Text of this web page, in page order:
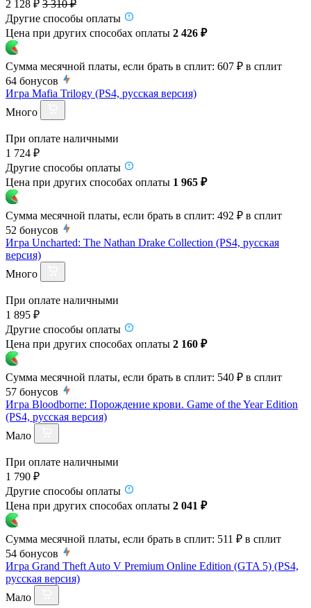
2 128 ₽ 3 310 ₽
Другие способы оплаты
Цена при других способах оплаты 2 426 ₽
Сумма месячной платы, если брать в сплит: 607 ₽ в сплит
64 бонусов
Игра Mafia Trilogy (PS4, русская версия)
Много
При оплате наличными
1 724 ₽
Другие способы оплаты
Цена при других способах оплаты 1 965 ₽
Сумма месячной платы, если брать в сплит: 492 ₽ в сплит
52 бонусов
Игра Uncharted: The Nathan Drake Collection (PS4, русская
версия)
Много
При оплате наличными
1 895 ₽
Другие способы оплаты
Цена при других способах оплаты 2 160 ₽
Сумма месячной платы, если брать в сплит: 540 ₽ в сплит
57 бонусов
Игра Bloodborne: Порождение крови. Game of the Year Edition
(PS4, русская версия)
Мало
При оплате наличными
1 790 ₽
Другие способы оплаты
Цена при других способах оплаты 2 041 ₽
Сумма месячной платы, если брать в сплит: 511 ₽ в сплит
54 бонусов
Игра Grand Theft Auto V Premium Online Edition (GTA 5) (PS4,
русская версия)
Мало